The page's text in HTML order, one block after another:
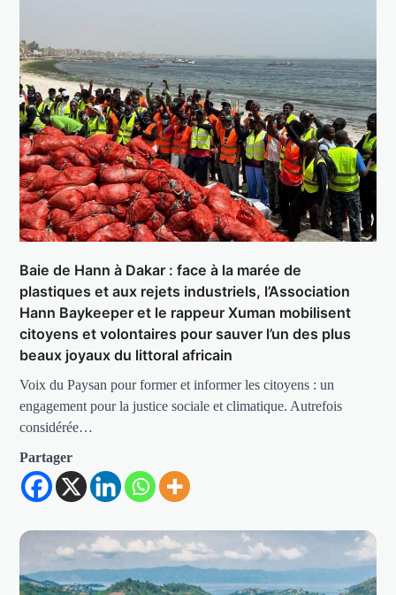
Baie de Hann à Dakar : face à la marée de
plastiques et aux rejets industriels, l’Association
Hann Baykeeper et le rappeur Xuman mobilisent
citoyens et volontaires pour sauver l’un des plus
beaux joyaux du littoral africain
Voix du Paysan pour former et informer les citoyens : un
engagement pour la justice sociale et climatique. Autrefois
considérée…
Partager